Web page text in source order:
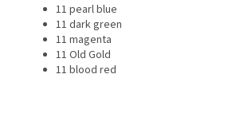
11 pearl blue
11 dark green
11 magenta
11 Old Gold
11 blood red